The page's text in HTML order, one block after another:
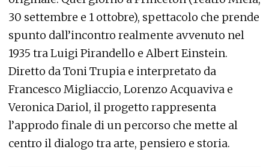
30 settembre e 1 ottobre), spettacolo che prende
spunto dall’incontro realmente avvenuto nel
1935 tra Luigi Pirandello e Albert Einstein.
Diretto da Toni Trupia e interpretato da
Francesco Migliaccio, Lorenzo Acquaviva e
Veronica Dariol, il progetto rappresenta
l’approdo finale di un percorso che mette al
centro il dialogo tra arte, pensiero e storia.